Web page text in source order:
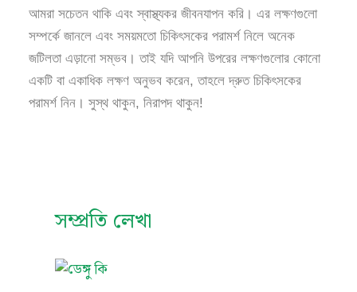
আমরা সচেতন থাকি এবং স্বাস্থ্যকর জীবনযাপন করি। এর লক্ষণগুলো
সম্পর্কে জানলে এবং সময়মতো চিকিৎসকের পরামর্শ নিলে অনেক
জটিলতা এড়ানো সম্ভব। তাই যদি আপনি উপরের লক্ষণগুলোর কোনো
একটি বা একাধিক লক্ষণ অনুভব করেন, তাহলে দ্রুত চিকিৎসকের
পরামর্শ নিন। সুস্থ থাকুন, নিরাপদ থাকুন!
সম্প্রতি লেখা